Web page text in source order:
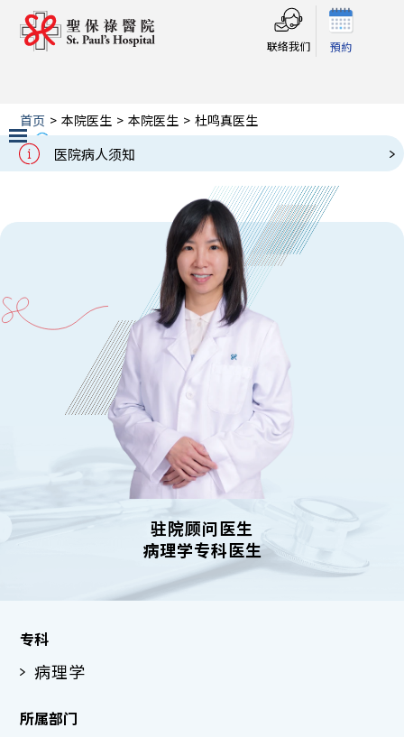
联络我们 預約
医院病人须知
Slide 2 of 3.
首页 > 本院医生 > 本院医生 > 杜鸣真医生
杜鸣真医生
驻院顾问医生
病理学专科医生
专科
病理学
所属部门